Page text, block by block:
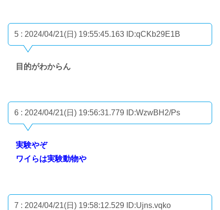
5 : 2024/04/21(日) 19:55:45.163 ID:qCKb29E1B
目的がわからん
6 : 2024/04/21(日) 19:56:31.779 ID:WzwBH2/Ps
実験やぞ
ワイらは実験動物や
7 : 2024/04/21(日) 19:58:12.529 ID:Ujns.vqko